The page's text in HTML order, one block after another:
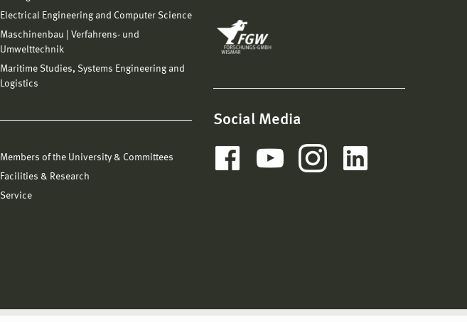
Electrical Engineering and Computer Science
Maschinenbau | Verfahrens- und
Umwelttechnik
Maritime Studies, Systems Engineering and
Logistics
Members of the University & Committees
Facilities & Research
Service
Social Media